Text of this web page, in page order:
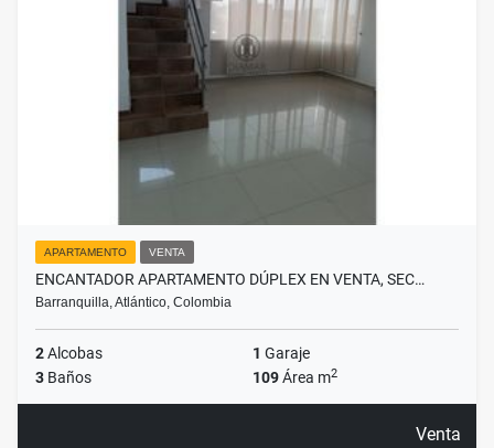
APARTAMENTO VENTA
ENCANTADOR APARTAMENTO DÚPLEX EN VENTA, SEC…
Barranquilla, Atlántico, Colombia
2Alcobas 1 Garaje
3 Baños 109Área m2
Venta